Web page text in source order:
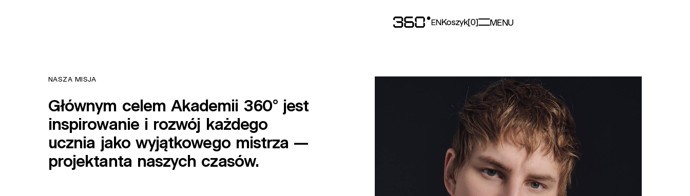
EN Koszyk[0] MENU
AKADEMIA MĘSKICH FRYZUR
NASZA MISJA
Głównym celem Akademii 360° jest
inspirowanie i rozwój każdego
ucznia jako wyjątkowego mistrza —
projektanta naszych czasów.